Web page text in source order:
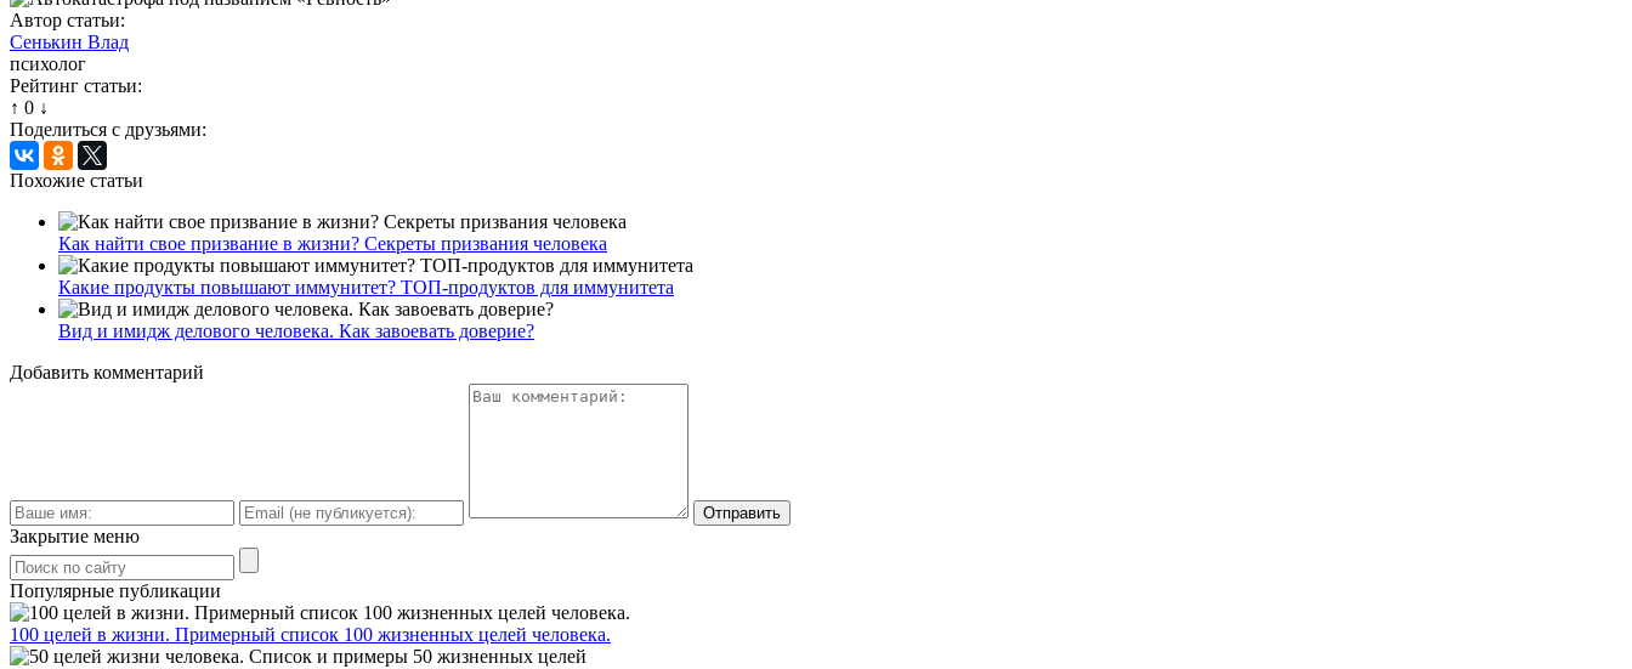
Автор статьи:
Сенькин Влад
психолог
Рейтинг статьи:
↑ 0 ↓
Поделиться с друзьями:
Похожие статьи
Как найти свое призвание в жизни? Секреты призвания человека
Какие продукты повышают иммунитет? ТОП-продуктов для иммунитета
Вид и имидж делового человека. Как завоевать доверие?
Добавить комментарий
Закрытие меню
Популярные публикации
100 целей в жизни. Примерный список 100 жизненных целей человека.